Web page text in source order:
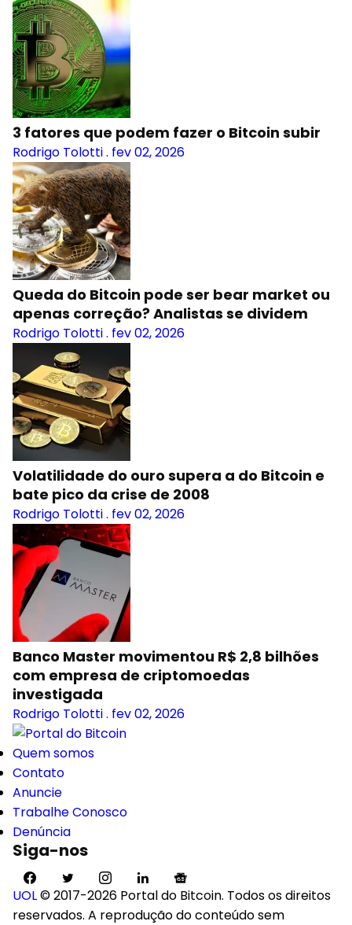
3 fatores que podem fazer o Bitcoin subir
Rodrigo Tolotti. fev 02, 2026
Queda do Bitcoin pode ser bear market ou
apenas correção? Analistas se dividem
Rodrigo Tolotti. fev 02, 2026
Volatilidade do ouro supera a do Bitcoin e
bate pico da crise de 2008
Rodrigo Tolotti. fev 02, 2026
Banco Master movimentou R$ 2,8 bilhões
com empresa de criptomoedas
investigada
Rodrigo Tolotti. fev 02, 2026
Quem somos
Contato
Anuncie
Trabalhe Conosco
Denúncia
Siga-nos
UOL© 2017-2026 Portal do Bitcoin. Todos os direitos
reservados. A reprodução do conteúdo sem